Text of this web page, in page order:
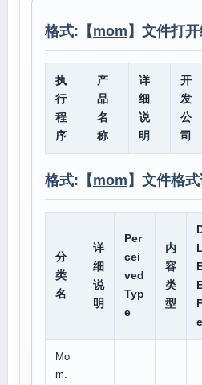
格式:【mom 】文件打
执
行
程
序
产
品
名
称
详
细
说
明
开
发
公
司
格式:【mom 】文件格
分
类
名
详
细
说
明
Per
cei
ved
Typ
e
内
容
类
型
e
Mo
m.